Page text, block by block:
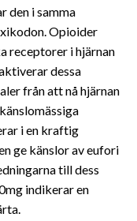
den i samma
Opioider
receptorer i hjärnan
dessa
från att nå hjärnan
i en kraftig
ge känslor av eufori
till dess
indikerar en